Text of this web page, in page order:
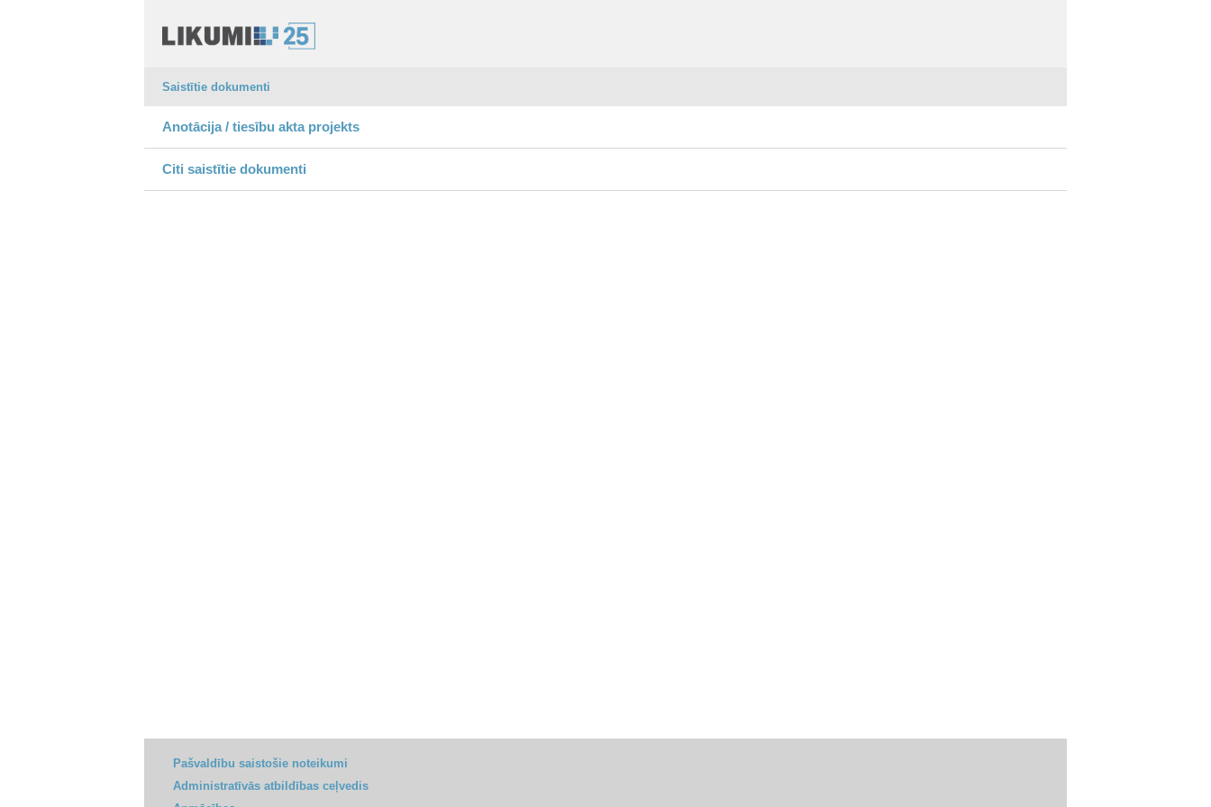
Saistītie dokumenti
Anotācija / tiesību akta projekts
Citi saistītie dokumenti
Pašvaldību saistošie noteikumi
Administratīvās atbildības ceļvedis